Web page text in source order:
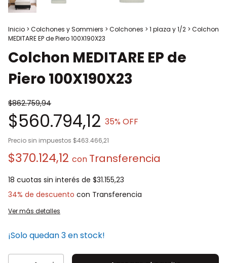
Inicio > Colchones y Sommiers > Colchones > 1 plaza y 1/2 > Colchon
MEDITARE EP de Piero 100X190X23
Colchon MEDITARE EP de
Piero 100X190X23
$862.759,94
$560.794,12 35% OFF
Precio sin impuestos $463.466,21
$370.124,12 con
18 cuotas sin interés de $31.155,23
34% de descuento
Ver más detalles
¡Solo quedan3en stock!